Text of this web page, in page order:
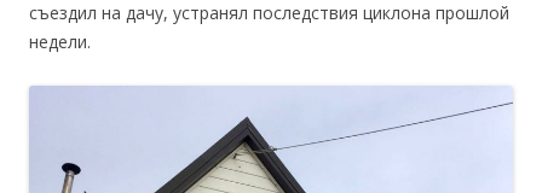
съездил на дачу, устранял последствия циклона прошлой
недели.